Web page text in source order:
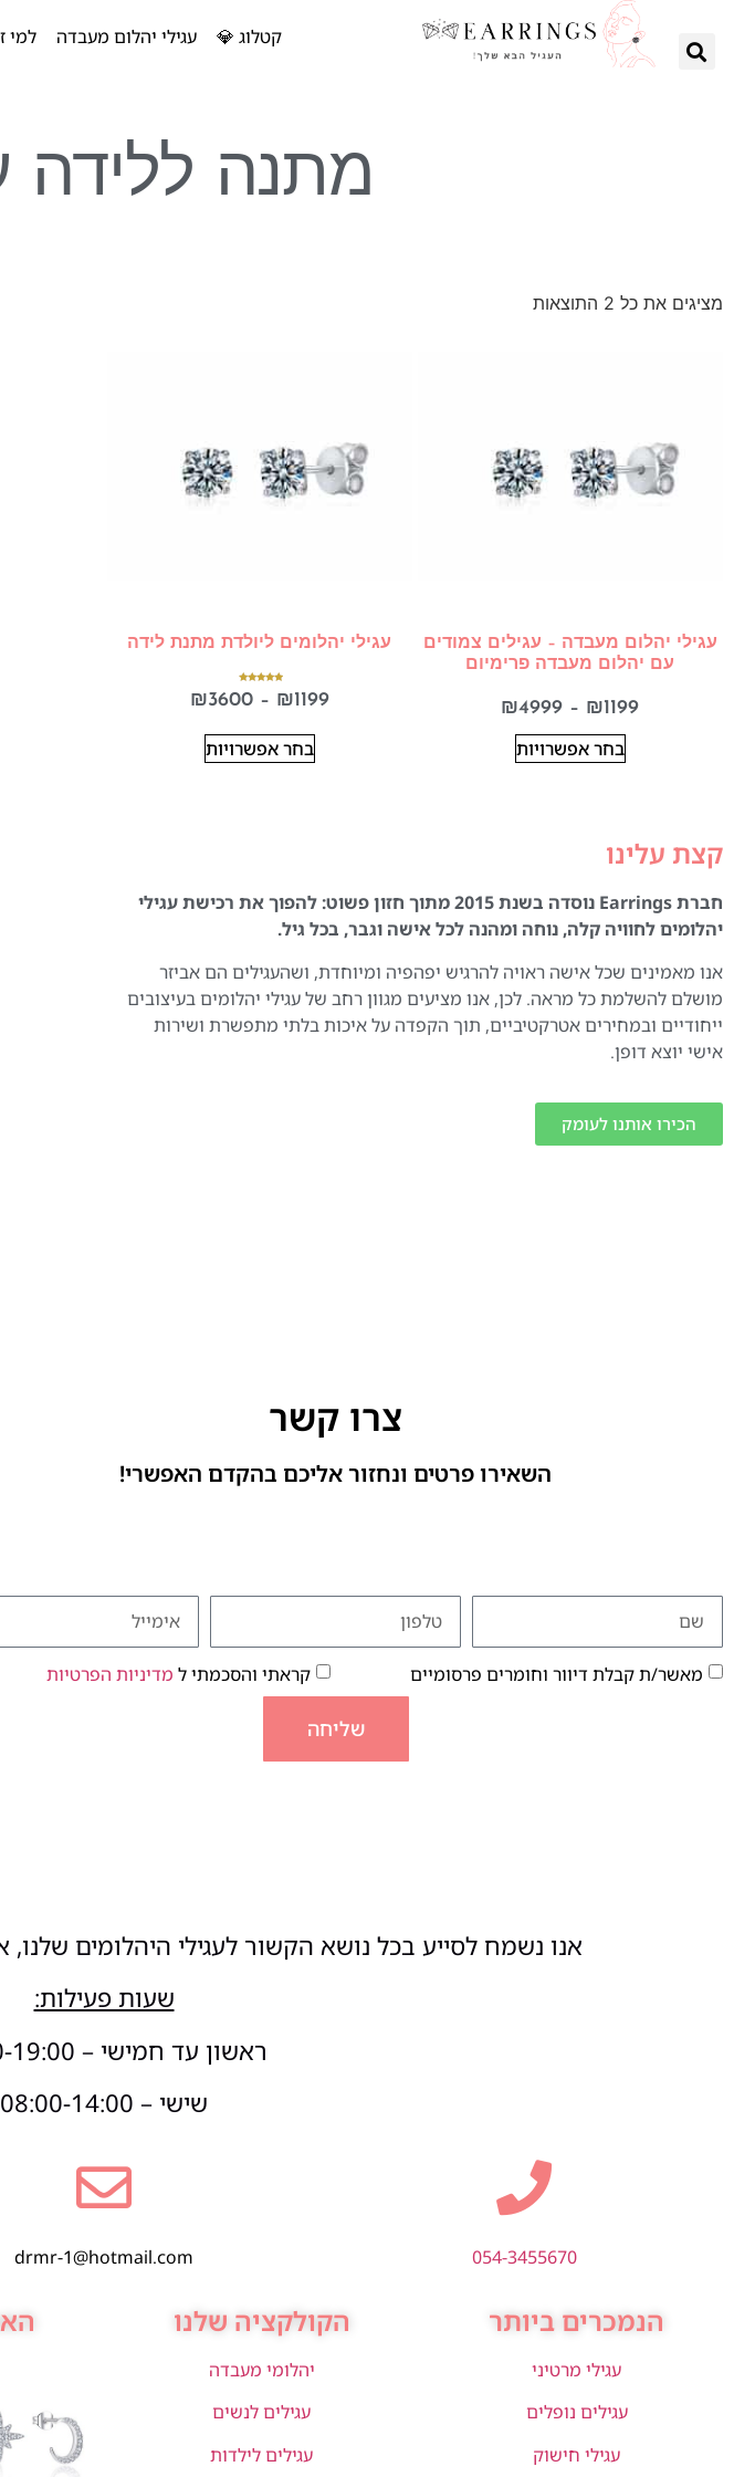
קטלוג 💎 עגילי יהלום מעבדה למי
מתנה ללידה
מציגים את כל ⁦2⁩ התוצאות
עגילי יהלום מעבדה – עגילים צמודים
עם יהלום מעבדה פרימיום
₪1199
–
₪4999
בחר אפשרויות
עגילי יהלומים ליולדת מתנת לידה
5.00
מתוך 5
₪1199
–
₪3600
בחר אפשרויות
קצת עלינו
חברת Earrings נוסדה בשנת 2015 מתוך חזון פשוט: להפוך את רכישת עגילי
יהלומים לחוויה קלה, נוחה ומהנה לכל אישה וגבר, בכל גיל.
אנו מאמינים שכל אישה ראויה להרגיש יפהפיה ומיוחדת, ושהעגילים הם אביזר
מושלם להשלמת כל מראה. לכן, אנו מציעים מגוון רחב של עגילי יהלומים בעיצובים
ייחודיים ובמחירים אטרקטיביים, תוך הקפדה על איכות בלתי מתפשרת ושירות
אישי יוצא דופן.
הכירו אותנו לעומק
צרו קשר
השאירו פרטים ונחזור אליכם בהקדם האפשרי!
מאשר/ת קבלת דיוור וחומרים פרסומיים קראתי והסכמתי ל מדיניות הפרטיות
שליחה
אנו נשמח לסייע בכל נושא הקשור לעגילי היהלומים
שעות פעילות:
ראשון עד חמישי – 08:00-19:00
שישי – 08:00-14:00
054-3455670
drmr-1@hotmail.com
הנמכרים ביותר
עגילי מרטיני
עגילים נופלים
עגילי חישוק
הקולקציה שלנו
יהלומי מעבדה
עגילים לנשים
עגילים לילדות